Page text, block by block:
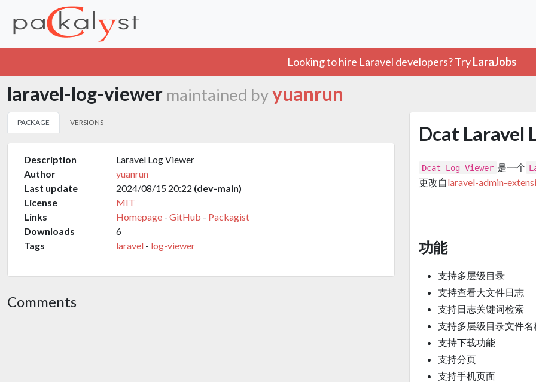
Looking to hire Laravel developers? TryLaraJobs
laravel-log-viewer maintained byyuanrun
PACKAGE VERSIONS
Description
Laravel Log Viewer
Author
yuanrun
Last update
2024/08/15 20:22 (dev-main)
License
MIT
Links
Homepage - GitHub - Packagist
Downloads
6
Tags
laravel - log-viewer
Comments
Dcat Laravel
Dcat Log Viewer 是一个
更改自laravel-admin-
功能
支持多层级目录
支持查看大文件日志
支持日志关键词检索
支持多层级目录文件名
支持下载功能
支持分页
支持手机页面